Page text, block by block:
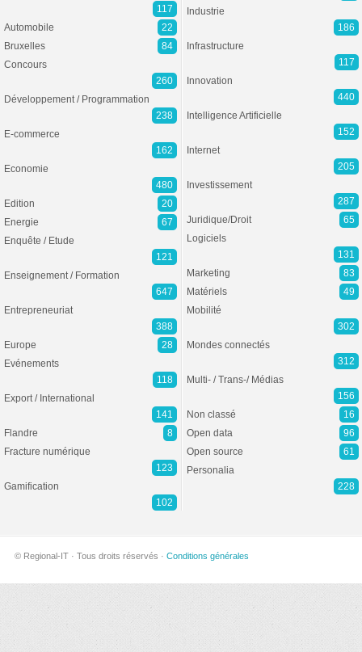
117
Automobile
22
Bruxelles
84
Concours
260
Développement / Programmation
238
E-commerce
162
Economie
480
Edition
20
Energie
67
Enquête / Etude
121
Enseignement / Formation
647
Entrepreneuriat
388
Europe
28
Evénements
118
Export / International
141
Flandre
8
Fracture numérique
123
Gamification
102
Industrie
186
Infrastructure
117
Innovation
440
Intelligence Artificielle
152
Internet
205
Investissement
287
Juridique/Droit
65
Logiciels
131
Marketing
83
Matériels
49
Mobilité
302
Mondes connectés
312
Multi- / Trans-/ Médias
156
Non classé
16
Open data
96
Open source
61
Personalia
228
© Regional-IT · Tous droits réservés · Conditions générales